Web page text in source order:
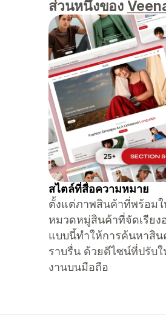
ส่วนหนึ่งของ
สไตล์ที่สื่อความหมาย
ตั้งแต่ภาพสินค้าที่พร้อมใ
หมวดหมู่สินค้าที่จัดเรียง
แบบนี้ทำให้การค้นหาสิน
ราบรื่น ด้วยดีไซน์ที่ปรับ
งานบนมือถือ